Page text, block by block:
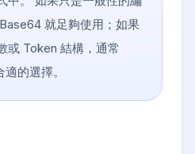
就足夠使用；如果
或 Token 結構，通常
的選擇。